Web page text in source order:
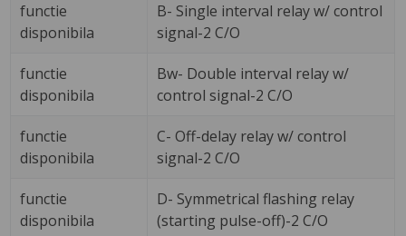
functie
disponibila
B- Single interval relay w/ control
signal-2 C/O
functie
disponibila
Bw- Double interval relay w/
control signal-2 C/O
functie
disponibila
C- Off-delay relay w/ control
signal-2 C/O
functie
disponibila
D- Symmetrical flashing relay
(starting pulse-off)-2 C/O